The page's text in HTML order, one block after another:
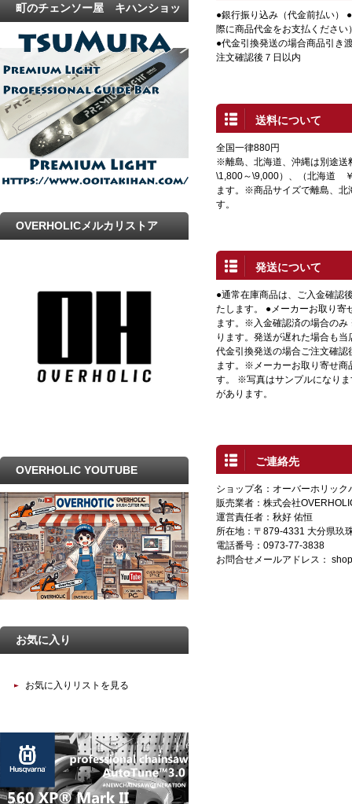
●銀行振り込み（代金前払い）
際に商品代金をお支払ください
●代金引換発送の場合商品引き
注文確認後７日以内
送料について
全国一律880円
※離島、北海道、沖縄は別途送
\1,800～\9,000）、（北海道
ます。※商品サイズで離島、北
す。
発送について
●通常在庫商品は、ご入金確認
たします。 ●メーカーお取り寄
ます。※入金確認済の場合の
ります。発送が遅れた場合も
代金引換発送の場合ご注文確
ます。※メーカーお取り寄せ商
す。 ※写真はサンプルになり
があります。
ご連絡先
ショップ名：オーバーホリック
販売業者：株式会社
運営責任者：秋好 佑恒
所在地：〒879-4331 大分県玖
電話番号：0973-77-3838
お問合せメールアドレス：
町のチェンソー屋 キハンショッ
プ
OVERHOLICメルカリストア
OVERHOLIC YOUTUBE
お気に入り
お気に入りリストを見る